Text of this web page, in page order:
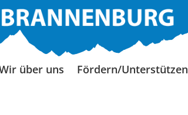
über uns Fördern/Unterstützen